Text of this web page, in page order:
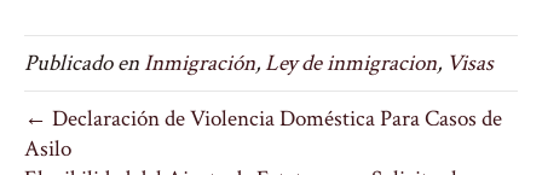
Publicado en Inmigración,Ley de inmigracion, Visas
← Declaración de Violencia Doméstica Para Casos de
Asilo